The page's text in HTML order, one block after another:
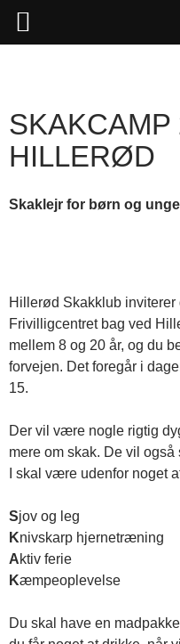
SKAKCAMP
HILLERØD
Skaklejr for børn og unge
Hillerød Skakklub
Frivilligcentret bag ved
mellem 8 og 20 år, og du
forvejen. Det foregår i
15.
Der vil være nogle rigtig
mere om skak. De vil
I skal være udenfor noget
Sjov og leg
Knivskarp hjernetræning
Aktiv ferie
Kæmpeoplevelse
Du skal have en